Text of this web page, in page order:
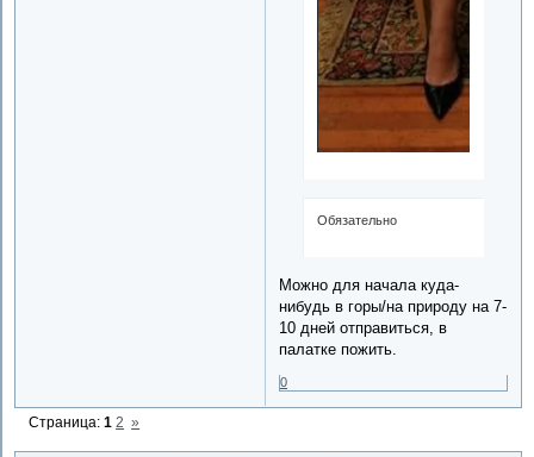
Обязательно
Можно для начала куда-
нибудь в горы/на природу на 7-
10 дней отправиться, в
палатке пожить.
0
Страница:1 2 »